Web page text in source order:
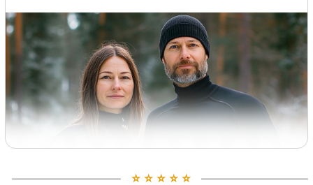
⭐️ ⭐️ ⭐️ ⭐️ ⭐️